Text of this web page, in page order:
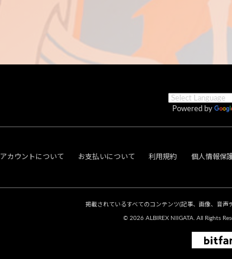
Powered by
アカウントについて お支払いについて 利用規約 個人情報保
掲載されているすべてのコンテンツ(記事、画像、音声
© 2026 ALBIREX NIIGATA. All Rights